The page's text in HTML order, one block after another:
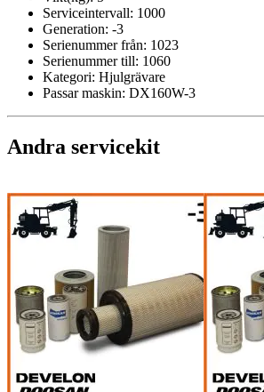
Serviceintervall: 1000
Generation: -3
Serienummer från: 1023
Serienummer till: 1060
Kategori: Hjulgrävare
Passar maskin: DX160W-3
Andra servicekit